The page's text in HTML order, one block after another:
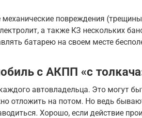
повреждения
а также КЗ нескольких
батарею на своем месте
с АКПП «с
автовладельца. Это могут
отложить на потом. Но ведь
Хорошо, если действие